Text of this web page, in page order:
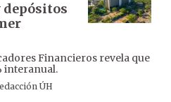
depósitos
Financieros revela que
interanual.
ÚH